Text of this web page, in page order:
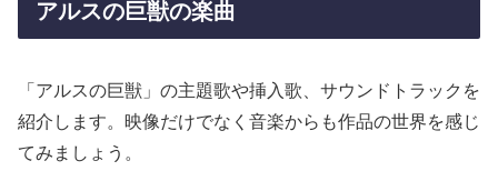
アルスの巨獣の楽曲
「アルスの巨獣」の主題歌や挿入歌、サウンドトラックを
紹介します。映像だけでなく音楽からも作品の世界を感じ
てみましょう。